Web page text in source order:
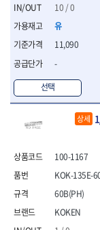
- 임팩XZN비트
- 라쳇핸들세트
- 사각비트
- 임팩포지비트소켓
플라이어,몽키,
- 니퍼
- 롱노우즈
- 스냅링플라이어
- 그룹조인트플라
10 / 0
유
11,090
-
선택
상세
100-1167
KOKEN
KOK-135E-
60B(PH)